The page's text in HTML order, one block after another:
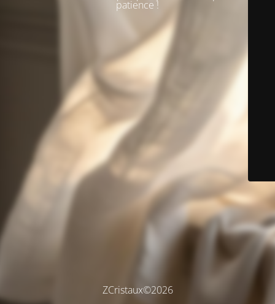
patience !
ZCristaux©2026